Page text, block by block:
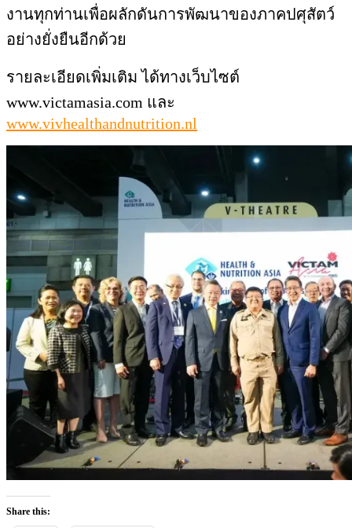
งานทุกท่านเพื่อผลักดันการพัฒนาของภาคปศุสัตว์
อย่างยั่งยืนอีกด้วย
รายละเอียดเพิ่มเติม ได้ทางเว็บไซต์
www.victamasia.com และ
www.vivhealthandnutrition.nl
Share this: